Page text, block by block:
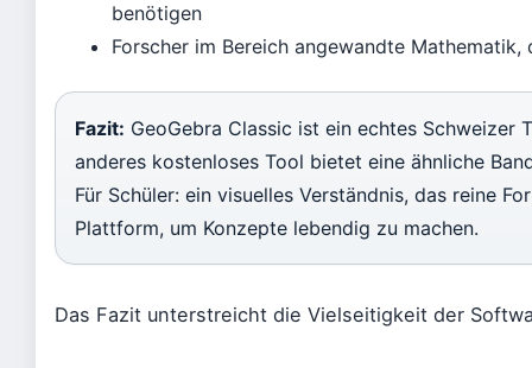
benötigen
Forscher im Bereich angewandte
Fazit: GeoGebra Classic ist ein echtes Schweizer
anderes kostenloses Tool bietet eine ähnliche
Für Schüler: ein visuelles Verständnis, das reine
Plattform, um Konzepte lebendig zu machen.
Das Fazit unterstreicht die Vielseitigkeit der